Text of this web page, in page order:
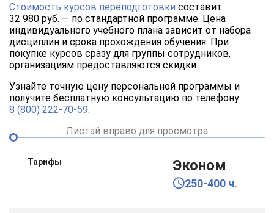
Стоимость курсов переподготовки составит
32 980 руб. — по стандартной программе. Цена
индивидуального учебного плана зависит от набора
дисциплин и срока прохождения обучения. При
покупке курсов сразу для группы сотрудников,
организациям предоставляются скидки.
Узнайте точную цену персональной программы и
получите бесплатную консультацию по телефону
8 (800) 222-70-59.
Листай вправо для просмотра
Тарифы Эконом
250-400 ч.